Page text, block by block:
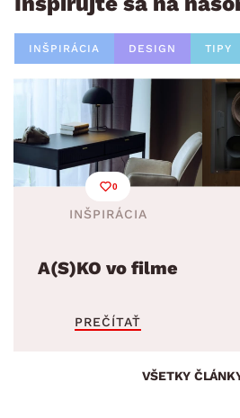
INŠPIRÁCIA DESIGN TIPY
0
INŠPIRÁCIA
A(S)KO vo filme
PREČÍTAŤ
VŠETKY